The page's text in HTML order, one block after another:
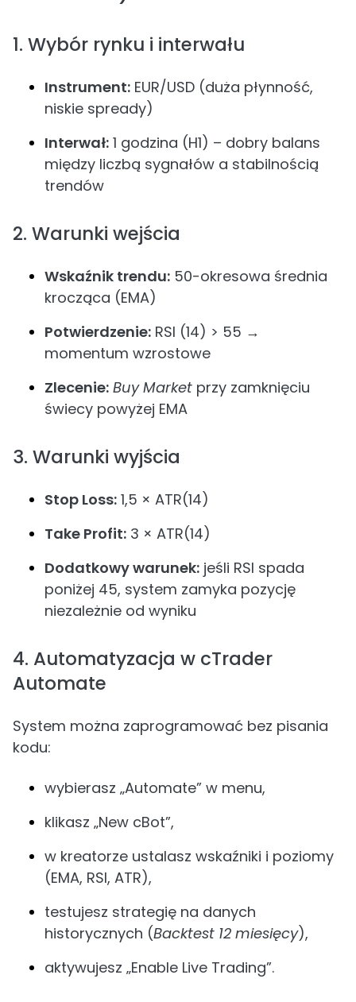
1. Wybór rynku i interwału
Instrument: EUR/USD (duża płynność,
niskie spready)
Interwał: 1 godzina (H1) – dobry balans
między liczbą sygnałów a stabilnością
trendów
2. Warunki wejścia
Wskaźnik trendu: 50-okresowa średnia
krocząca (EMA)
Potwierdzenie: RSI (14) > 55 →
momentum wzrostowe
Zlecenie: Buy Market przy zamknięciu
świecy powyżej EMA
3. Warunki wyjścia
Stop Loss: 1,5 × ATR(14)
Take Profit: 3 × ATR(14)
Dodatkowy warunek: jeśli RSI spada
poniżej 45, system zamyka pozycję
niezależnie od wyniku
4. Automatyzacja w cTrader
Automate
System można zaprogramować bez pisania
kodu:
wybierasz „Automate” w menu,
klikasz „New cBot”,
w kreatorze ustalasz wskaźniki i poziomy
(EMA, RSI, ATR),
testujesz strategię na danych
historycznych (Backtest 12 miesięcy),
aktywujesz „Enable Live Trading”.